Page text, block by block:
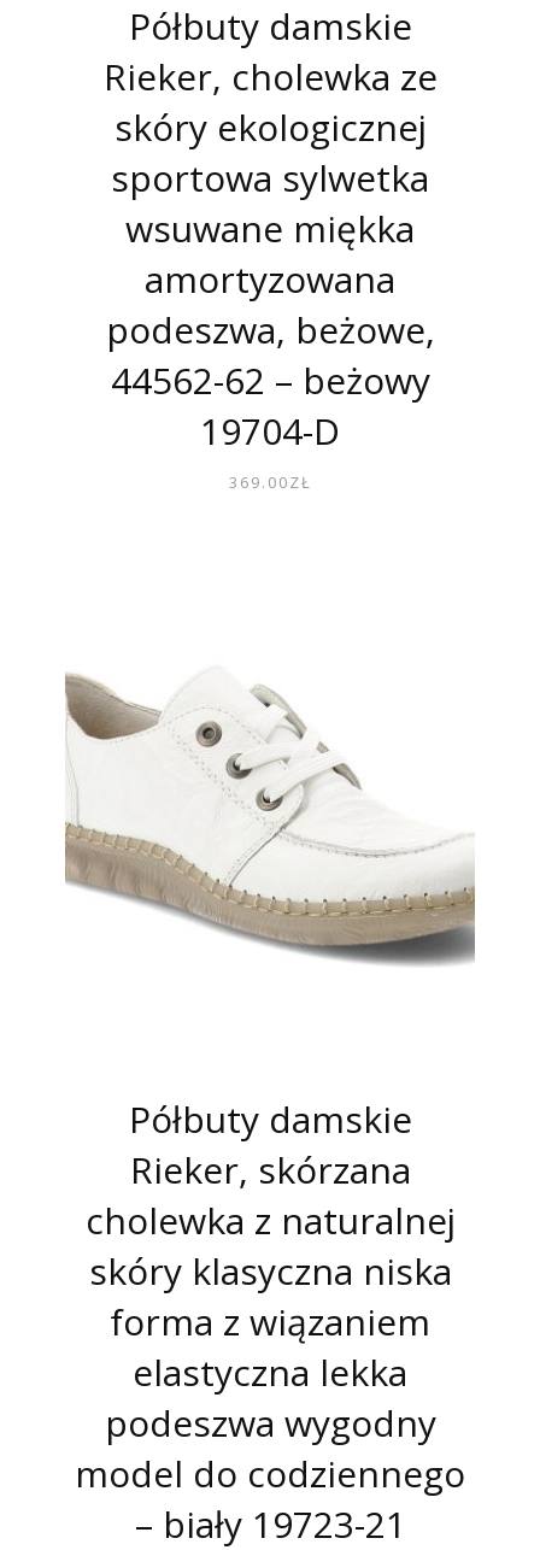
Półbuty damskie
Rieker, cholewka ze
skóry ekologicznej
sportowa sylwetka
wsuwane miękka
amortyzowana
podeszwa, beżowe,
44562-62 – beżowy
19704-D
369.00ZŁ
Półbuty damskie
Rieker, skórzana
cholewka z naturalnej
skóry klasyczna niska
forma z wiązaniem
elastyczna lekka
podeszwa wygodny
model do codziennego
– biały 19723-21